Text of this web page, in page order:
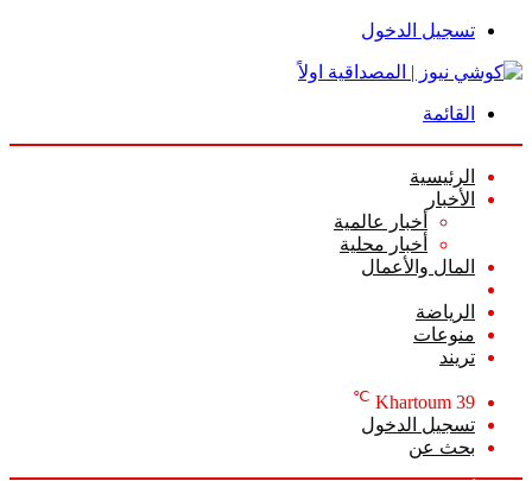
تسجيل الدخول
القائمة
الرئيسية
الأخبار
أخبار عالمية
أخبار محلية
المال والأعمال
الرياضة
منوعات
تريند
Khartoum 39
℃
تسجيل الدخول
بحث عن